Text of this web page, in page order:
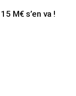
M€ s’en va !